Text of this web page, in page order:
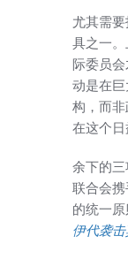
尤其需
具之一
际委员
动是在
构，而
在这个
余下的
联合会
的统一
伊代袭